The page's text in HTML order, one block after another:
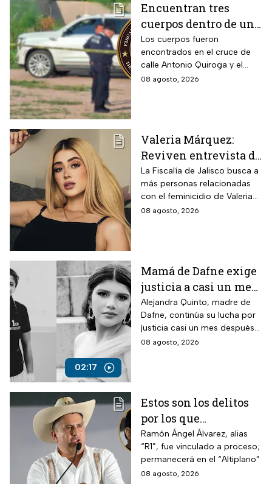
Encuentran tres
cuerpos dentro de una
camioneta de lujo en
Hermosillo;
investigan posible
riña
Los cuerpos fueron
encontrados en el cruce de
calle Antonio Quiroga y el
Boulevard Camino del Serie
08 agosto, 2026
Valeria Márquez:
Reviven entrevista de
Vivian de la torre en
donde se deslindó del
feminicidio de su
amiga
La Fiscalía de Jalisco busca a
más personas relacionadas
con el feminicidio de Valeria
Márquez, mientras vuelve a
08 agosto, 2026
02:17
Mamá de Dafne exige
justicia a casi un mes
de la muerte de su hija
Alejandra Quinto, madre de
Dafne, continúa su lucha por
justicia casi un mes después
del fallecimiento de su hija.
08 agosto, 2026
Estos son los delitos
por los que
vincularon a proceso
al “R1″, presunto autor
intelectual del
Ramón Ángel Álvarez, alias
“R1”, fue vinculado a proceso;
permanecerá en el “Altiplano”
08 agosto, 2026